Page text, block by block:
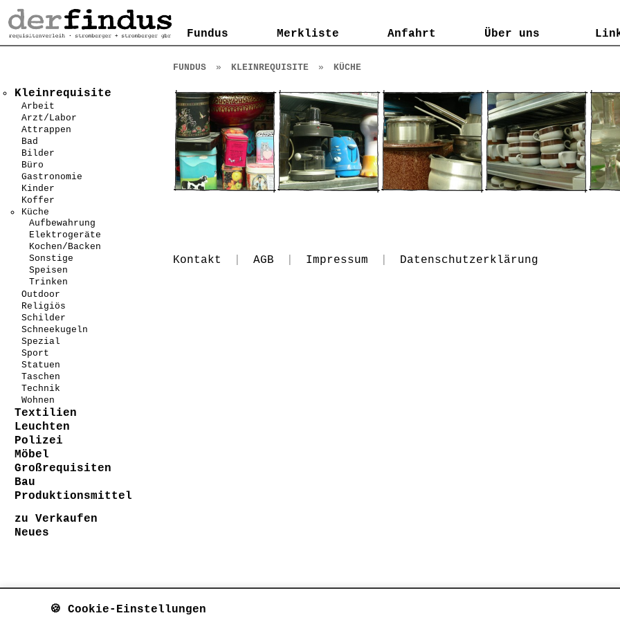
Fundus Merkliste Anfahrt Über uns
Kontakt
AGB
Impressum
Datenschutzerklärung Fundus Merkliste Anfahrt Über uns
Kleinrequisite
Arbeit
Arzt/Labor
Attrappen
Bad
Bilder
Büro
Gastronomie
Kinder
Koffer
Küche
Aufbewahrung
Elektrogeräte
Kochen/Backen
Sonstige
Speisen
Trinken
Outdoor
Religiös
Schilder
Schneekugeln
Spezial
Sport
Statuen
Taschen
Technik
Wohnen
Textilien
Leuchten
Polizei
Möbel
Großrequisiten
Bau
Produktionsmittel
zu Verkaufen
Neues
FUNDUS » KLEINREQUISITE » KÜCHE
Kontakt AGB Impressum Datenschutzerklärung
🍪 Cookie-Einstellungen